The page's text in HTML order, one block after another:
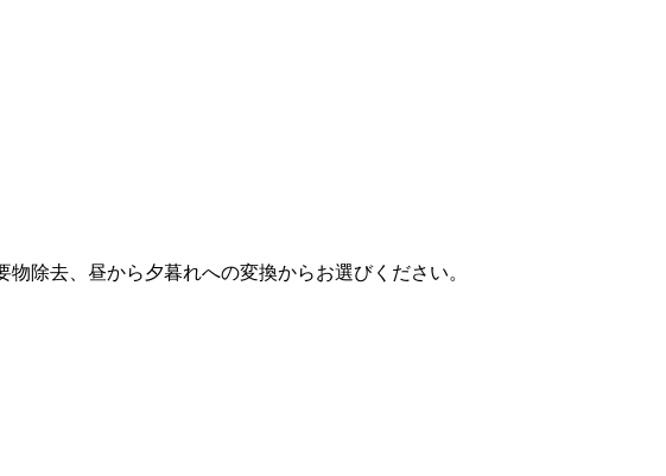
除去、昼から夕暮れへの変換からお選びください。